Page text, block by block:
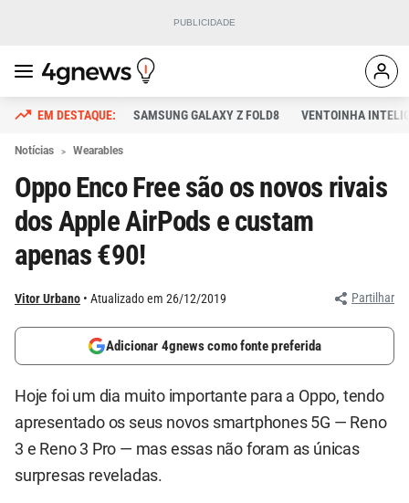
SAMSUNG GALAXY Z FOLD8 VENTOINHA
Notícias Wearables
Oppo Enco Free são os novos rivais
dos Apple AirPods e custam
apenas €90!
Vitor Urbano Atualizado em 26/12/2019 Partilhar
Adicionar 4gnews como fonte preferida
Hoje foi um dia muito importante para a Oppo, tendo
apresentado os seus novos smartphones 5G — Reno
3 e Reno 3 Pro — mas essas não foram as únicas
surpresas reveladas.